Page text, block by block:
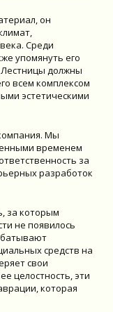
он
Среди
упомянуть его
Лестницы должны
всем комплексом
эстетическими
Мы
временем
за
разработок
за которым
не появилось
средств на
свои
целостность, эти
которая